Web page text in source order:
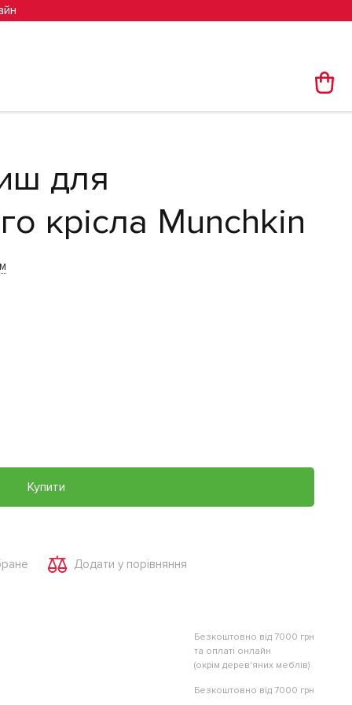
для
крісла Munchkin
Купити
Додати у порівняння
Безкоштовно від 7000 грн
та оплаті онлайн
(окрім дерев'яних меблів)
Безкоштовно від 7000 грн